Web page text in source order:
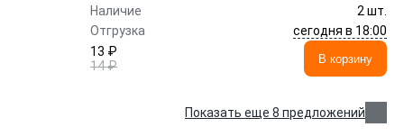
Наличие
2 шт.
Отгрузка
сегодня в 18:00
13 ₽
14 ₽
В корзину
Показать еще 8 предложений